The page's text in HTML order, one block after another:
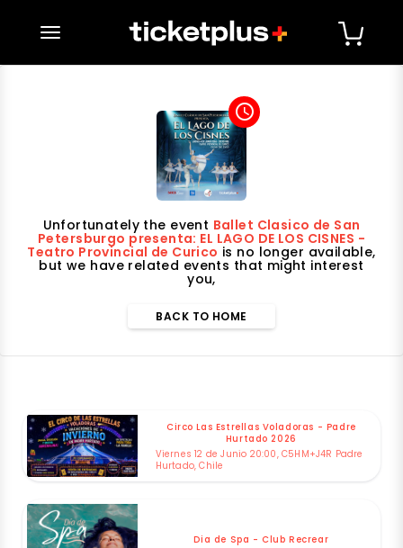
desplegar navegación
access_time
Unfortunately the event Ballet Clasico de San
Petersburgo presenta: EL LAGO DE LOS CISNES -
Teatro Provincial de Curico is no longer available,
but we have related events that might interest
you,
BACK TO HOME
Circo Las Estrellas Voladoras - Padre
Hurtado 2026
Viernes 12 de Junio 20:00, C5HM+J4R Padre
Hurtado, Chile
Dia de Spa - Club Recrear